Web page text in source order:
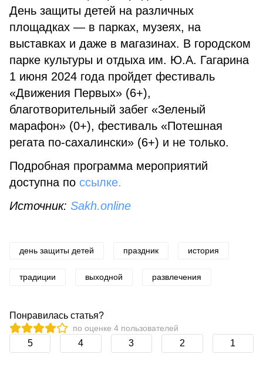
День защиты детей на различных
площадках — в парках, музеях, на
выставках и даже в магазинах. В городском
парке культуры и отдыха им. Ю.А. Гагарина
1 июня 2024 года пройдет фестиваль
«Движения Первых» (6+),
благотворительный забег «Зеленый
марафон» (0+), фестиваль «Потешная
регата по-сахалински» (6+) и не только.
Подробная программа мероприятий
доступна по ссылке.
Источник: Sakh.online
день защиты детей праздник история
традиции выходной развлечения
Понравилась статья?
по оценке 4 пользователей
5 4 3 2 1